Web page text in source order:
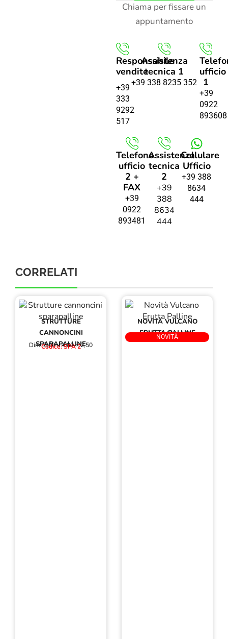
Chiama per fissare un
appuntamento
Responsabile
vendite
+39
333
9292
517
Assistenza
tecnica 1
+39 338 8235 352
ufficio
1
+39
0922
893608
Telefono
ufficio
2 +
FAX
+39
0922
893481
Assistenza
tecnica
2
+39
388
8634
444
Cellulare
Ufficio
+39 388
8634
444
CORRELATI
STRUTTURE
CANNONCINI
SPARAPALLINE
Dim: 8,00 x 4,00 h 2,50
Codice: SPA 2
NOVITÀ VULCANO
ERUTTA PALLINE
3,00 x 3,00 h 4,00
Codice: PLAY VULCANO
NOVITÀ